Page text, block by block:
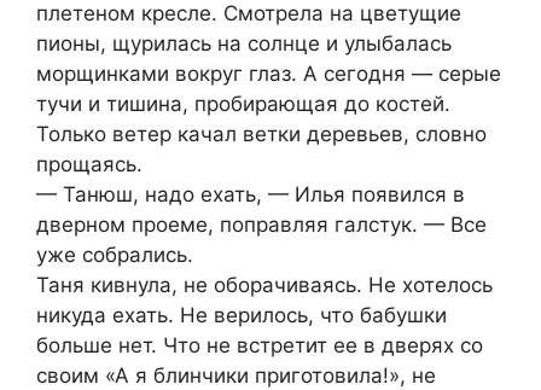
плетеном кресле. Смотрела на цветущие
пионы, щурилась на солнце и улыбалась
морщинками вокруг глаз. А сегодня — серые
тучи и тишина, пробирающая до костей.
Только ветер качал ветки деревьев, словно
прощаясь.
— Танюш, надо ехать, — Илья появился в
дверном проеме, поправляя галстук. — Все
уже собрались.
Таня кивнула, не оборачиваясь. Не хотелось
никуда ехать. Не верилось, что бабушки
больше нет. Что не встретит ее в дверях со
своим «А я блинчики приготовила!», не